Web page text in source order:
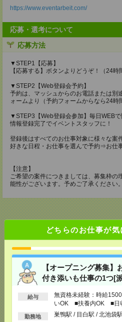
どちらのお仕事が気
【オープニング募集
付き添いも仕事の1つ[
給与
無資格未経験：時給
いOK ■扶養内OK ■日
以上
勤務地 巣鴨駅 / 目白駅 / 北池袋
https://www.eventarbeit.com/
応募・選考について
応募方法
▼STEP1【応募】
【応募する】ボタンよりどうぞ！（24時
▼STEP2【Web登録会予約】
予約は、マッシュからのお電話または別
ォームより（予約フォームからなら24時
▼STEP3【Web登録会参加】毎日WEBで
情報登録完了でイベントスタッフに！
登録後はすべてのお仕事対象に様々な案
好きな日程・お仕事を選んで予約⇒お仕
【注意】
ご希望の案件につきましては、募集枠の
能性がございます。予めご了承ください。
応募ペ
気になる！
メール で送る